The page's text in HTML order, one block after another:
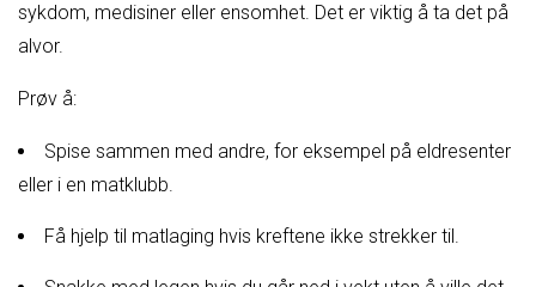
sykdom, medisiner eller ensomhet. Det er viktig å ta det på
alvor.
Prøv å:
Spise sammen med andre, for eksempel på eldresenter
eller i en matklubb.
Få hjelp til matlaging hvis kreftene ikke strekker til.